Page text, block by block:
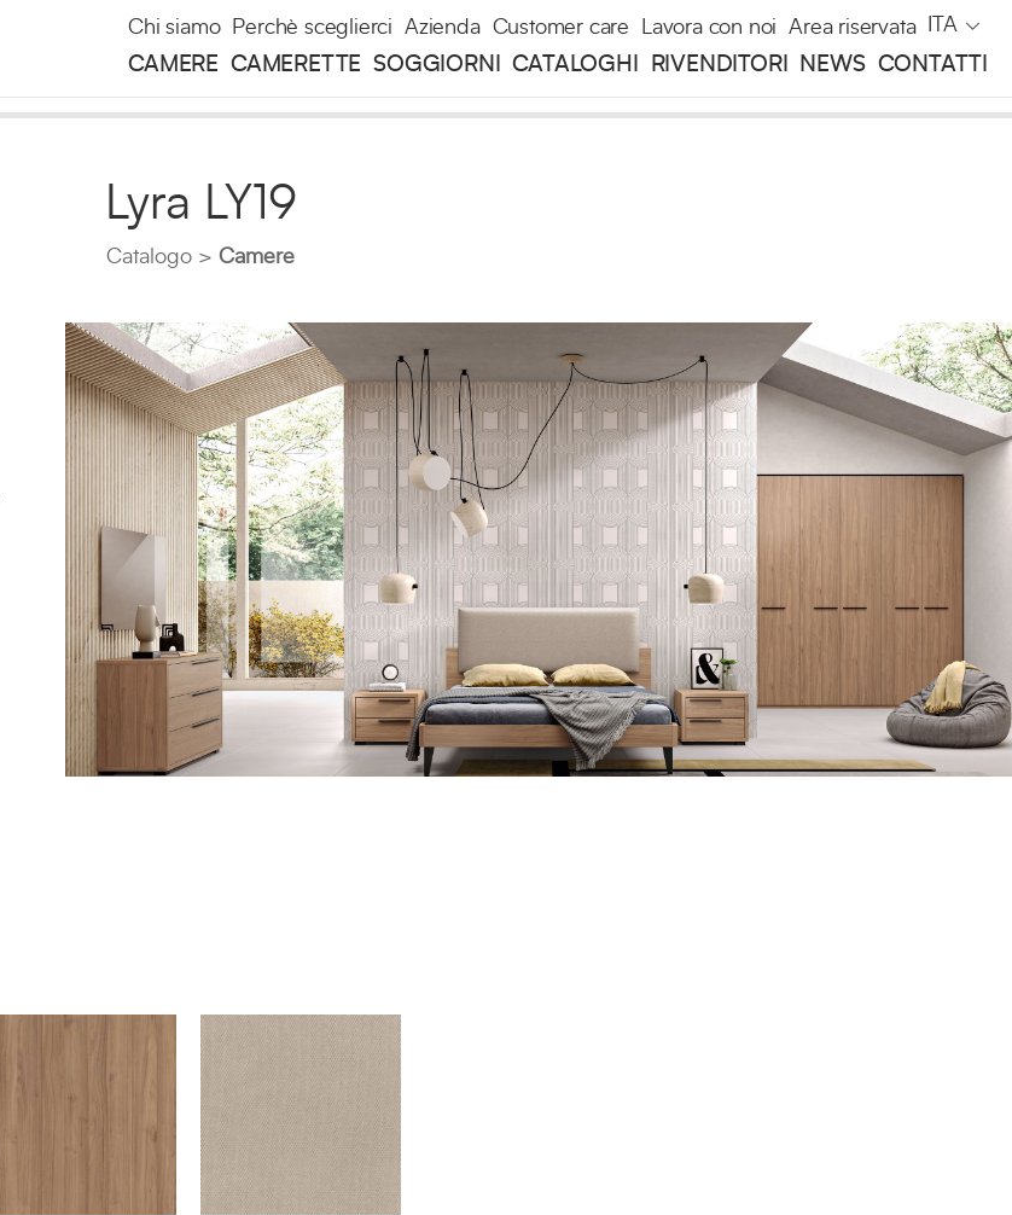
Chi siamo Perchè sceglierci Azienda Customer care Lavora con noi Area riservata ITA
CAMERE CAMERETTE SOGGIORNI CATALOGHI RIVENDITORI NEWS CONTATTI
Lyra LY19
Catalogo Camere